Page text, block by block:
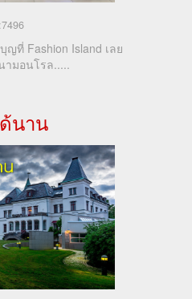
7496
ที่ Fashion Island เลย
มอนโรล.....
นาน